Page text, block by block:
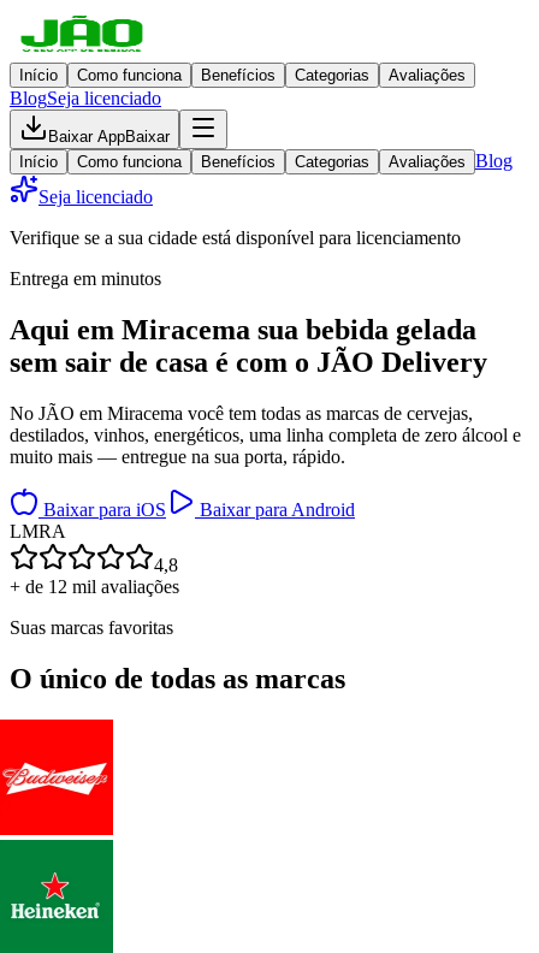
Início Como funciona Benefícios Categorias Avaliações
BlogSeja licenciado
Baixar AppBaixar
Início
Como funciona Benefícios Categorias Avaliações Blog
Seja licenciado
Verifique se a sua cidade está disponível para licenciamento
Entrega em minutos
Aqui em Miracema sua bebida gelada
sem sair de casa é com o JÃO Delivery
No JÃO em Miracema você tem todas as marcas de cervejas,
destilados, vinhos, energéticos, uma linha completa de zero álcool e
muito mais — entregue na sua porta, rápido.
Baixar para iOS
Baixar para Android
LMRA
4,8
+ de 12 mil avaliações
Suas marcas favoritas
O único de todas as marcas